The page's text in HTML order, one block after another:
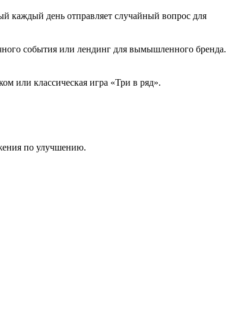
каждый день отправляет случайный вопрос для
события или лендинг для вымышленного бренда.
или классическая игра «Три в ряд».
по улучшению.